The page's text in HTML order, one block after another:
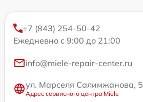
+7 (843) 254-50-42
Ежедневно с 9:00 до 21:00
info@miele-repair-center.ru
ул. Марселя Салимжанова, 5
Адрес сервисного центра Miele